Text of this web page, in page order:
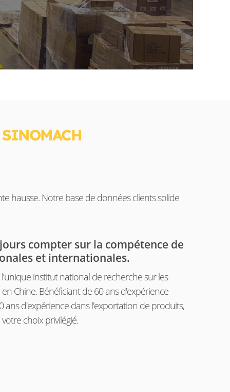
hausse. Notre base de données clients solide
compter sur la compétence de
et internationales.
institut national de recherche sur les
Chine. Bénéficiant de 60 ans d'expérience
ans d'expérience dans l'exportation de produits,
choix privilégié.